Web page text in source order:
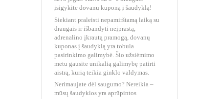
įsigykite dovanų kuponą į šaudyklą!
Siekiant praleisti nepamirštamą laiką su
draugais ir išbandyti neįprastą,
adrenalino įkrautą pramogą, dovanų
kuponas į šaudyklą yra tobula
pasirinkimo galimybė. Šio užsiėmimo
metu gausite unikalią galimybę patirti
aistrą, kurią teikia ginklo valdymas.
Nerimaujate dėl saugumo? Nereikia –
mūsų šaudyklos yra aprūpintos